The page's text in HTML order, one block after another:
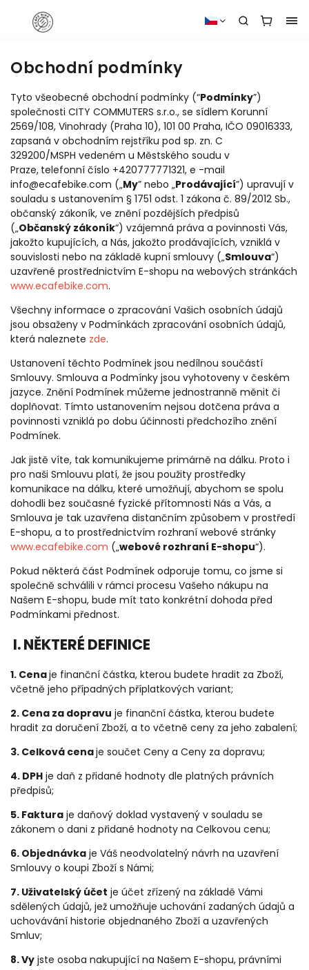
Obchodní podmínky
Tyto všeobecné obchodní podmínky (“Podmínky”)
společnosti CITY COMMUTERS s.r.o., se sídlem Korunní
2569/108, Vinohrady (Praha 10), 101 00 Praha, IČO 09016333,
zapsaná v obchodním rejstříku pod sp. zn. C
329200/MSPH vedeném u Městského soudu v
Praze, telefonní číslo +420777771321, e -mail
info@ecafebike.com („My” nebo „Prodávající”) upravují v
souladu s ustanovením § 1751 odst. 1 zákona č. 89/2012 Sb.,
občanský zákoník, ve znění pozdějších předpisů
(„Občanský zákoník“) vzájemná práva a povinnosti Vás,
jakožto kupujících, a Nás, jakožto prodávajících, vzniklá v
souvislosti nebo na základě kupní smlouvy („Smlouva“)
uzavřené prostřednictvím E-shopu na webových stránkách
www.ecafebike.com.
Všechny informace o zpracování Vašich osobních údajů
jsou obsaženy v Podmínkách zpracování osobních údajů,
která naleznete zde.
Ustanovení těchto Podmínek jsou nedílnou součástí
Smlouvy. Smlouva a Podmínky jsou vyhotoveny v českém
jazyce. Znění Podmínek můžeme jednostranně měnit či
doplňovat. Tímto ustanovením nejsou dotčena práva a
povinnosti vzniklá po dobu účinnosti předchozího znění
Podmínek.
Jak jistě víte, tak komunikujeme primárně na dálku. Proto i
pro naši Smlouvu platí, že jsou použity prostředky
komunikace na dálku, které umožňují, abychom se spolu
dohodli bez současné fyzické přítomnosti Nás a Vás, a
Smlouva je tak uzavřena distančním způsobem v prostředí
E-shopu, a to prostřednictvím rozhraní webové stránky
www.ecafebike.com („webové rozhraní E-shopu“).
Pokud některá část Podmínek odporuje tomu, co jsme si
společně schválili v rámci procesu Vašeho nákupu na
Našem E-shopu, bude mít tato konkrétní dohoda před
Podmínkami přednost.
I. NĚKTERÉ DEFINICE
1. Cenaje finanční částka, kterou budete hradit za Zboží,
včetně jeho případných příplatkových variant;
2. Cena za dopravu je finanční částka, kterou budete
hradit za doručení Zboží, a to včetně ceny za jeho zabalení;
3. Celková cenaje součet Ceny a Ceny za dopravu;
4. DPH je daň z přidané hodnoty dle platných právních
předpisů;
5. Faktura je daňový doklad vystavený v souladu se
zákonem o dani z přidané hodnoty na Celkovou cenu;
6. Objednávka je Váš neodvolatelný návrh na uzavření
Smlouvy o koupi Zboží s Námi;
7. Uživatelský účet je účet zřízený na základě Vámi
sdělených údajů, jež umožňuje uchování zadaných údajů a
uchovávání historie objednaného Zboží a uzavřených
Smluv;
8. Vy jste osoba nakupující na Našem E-shopu, právními